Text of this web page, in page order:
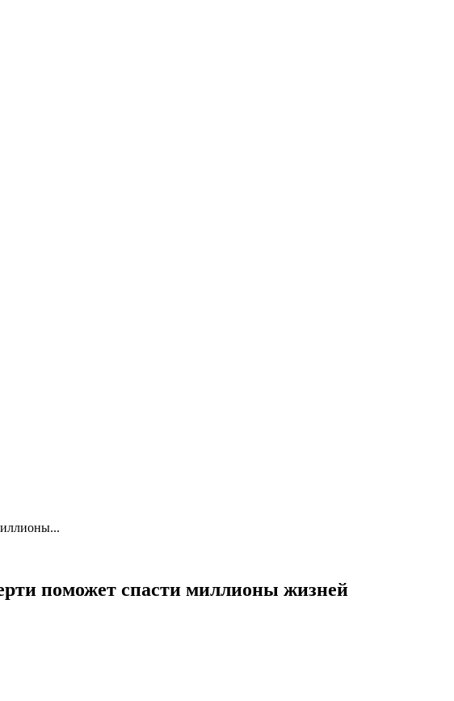
поможет спасти миллионы жизней